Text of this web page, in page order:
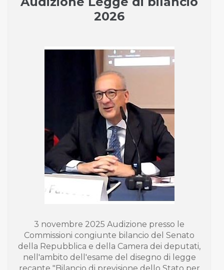
2026
3 novembre 2025 Audizione presso le
Commissioni congiunte bilancio del Senato
della Repubblica e della Camera dei deputati,
nell'ambito dell'esame del disegno di legge